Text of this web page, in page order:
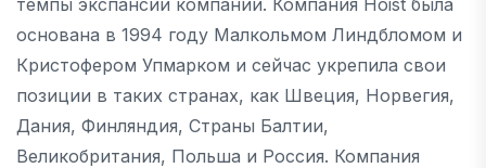
основана в 1994 году Малкольмом Линдбломом и
Кристофером Упмарком и сейчас укрепила свои
позиции в таких странах, как Швеция, Норвегия,
Дания, Финляндия, Страны Балтии,
Великобритания, Польша и Россия. Компания